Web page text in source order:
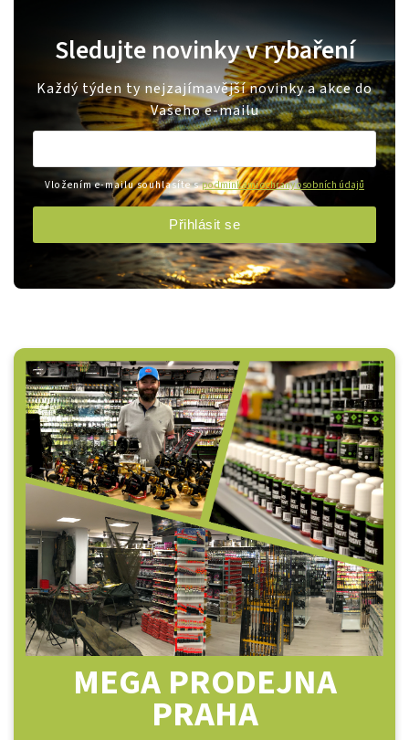
MEGA PRODEJNA
PRAHA
Sledujte novinky v rybaření
Každý týden ty nejzajímavější novinky a akce do
Vašeho e-mailu
Vložením e-mailu souhlasíte spodmínkami ochrany osobních údajů
Přihlásit se